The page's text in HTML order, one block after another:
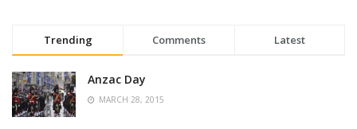
Trending Comments Latest
Anzac Day
MARCH 28, 2015